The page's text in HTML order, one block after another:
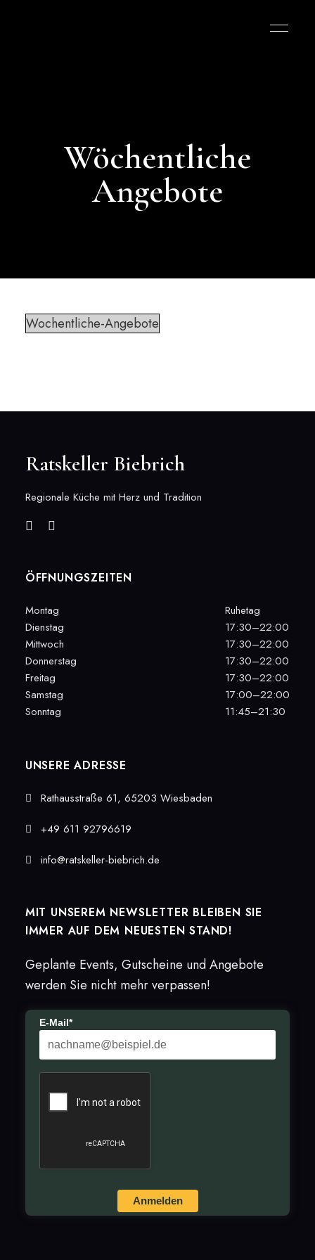
Wöchentliche
Angebote
Wochentliche-Angebote
Ratskeller Biebrich
Regionale Küche mit Herz und Tradition
ÖFFNUNGSZEITEN
Montag
Ruhetag
Dienstag
17:30–22:00
Mittwoch
17:30–22:00
Donnerstag
17:30–22:00
Freitag
17:30–22:00
Samstag
17:00–22:00
Sonntag
11:45–21:30
UNSERE ADRESSE
Rathausstraße 61, 65203 Wiesbaden
+49 611 92796619
info@ratskeller-biebrich.de
MIT UNSEREM NEWSLETTER BLEIBEN SIE
IMMER AUF DEM NEUESTEN STAND!
Geplante Events, Gutscheine und Angebote
werden Sie nicht mehr verpassen!
E-Mail*
Anmelden